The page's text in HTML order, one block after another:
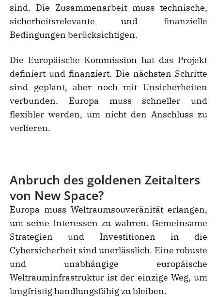
sind. Die Zusammenarbeit muss technische,
sicherheitsrelevante und finanzielle
Bedingungen berücksichtigen.
Die Europäische Kommission hat das Projekt
definiert und finanziert. Die nächsten Schritte
sind geplant, aber noch mit Unsicherheiten
verbunden. Europa muss schneller und
flexibler werden, um nicht den Anschluss zu
verlieren.
Anbruch des goldenen Zeitalters
von New Space?
Europa muss Weltraumsouveränität erlangen,
um seine Interessen zu wahren. Gemeinsame
Strategien und Investitionen in die
Cybersicherheit sind unerlässlich. Eine robuste
und unabhängige europäische
Weltrauminfrastruktur ist der einzige Weg, um
langfristig handlungsfähig zu bleiben.